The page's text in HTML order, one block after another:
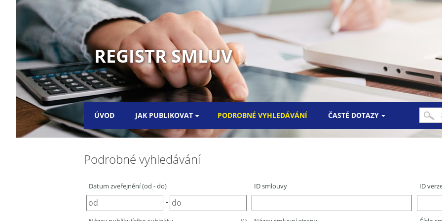
REGISTR SMLUV
ÚVOD JAK PUBLIKOVAT PODROBNÉ VYHLEDÁVÁNÍ ČASTÉ DOTAZY
Podrobné vyhledávání
Datum zveřejnění (od - do)
-
ID smlouvy ID